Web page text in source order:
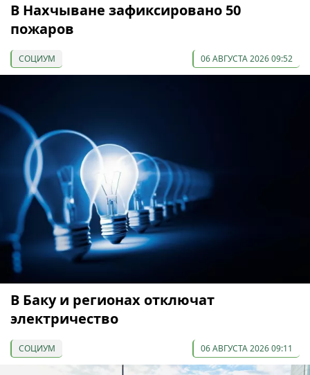
В Нахчыване зафиксировано 50
пожаров
СОЦИУМ 06 АВГУСТА 2026 09:52
В Баку и регионах отключат
электричество
СОЦИУМ 06 АВГУСТА 2026 09:11